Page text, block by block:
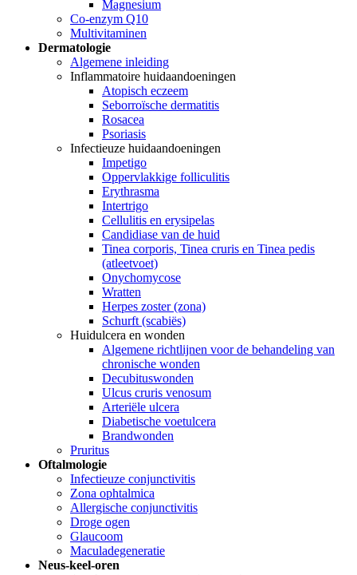
Magnesium
Co-enzym Q10
Multivitaminen
Dermatologie
Algemene inleiding
Inflammatoire huidaandoeningen
Atopisch eczeem
Seborroïsche dermatitis
Rosacea
Psoriasis
Infectieuze huidaandoeningen
Impetigo
Oppervlakkige folliculitis
Erythrasma
Intertrigo
Cellulitis en erysipelas
Candidiase van de huid
Tinea corporis, Tinea cruris en Tinea pedis
(atleetvoet)
Onychomycose
Wratten
Herpes zoster (zona)
Schurft (scabiës)
Huidulcera en wonden
Algemene richtlijnen voor de behandeling van
chronische wonden
Decubituswonden
Ulcus cruris venosum
Arteriële ulcera
Diabetische voetulcera
Brandwonden
Pruritus
Oftalmologie
Infectieuze conjunctivitis
Zona ophtalmica
Allergische conjunctivitis
Droge ogen
Glaucoom
Maculadegeneratie
Neus-keel-oren